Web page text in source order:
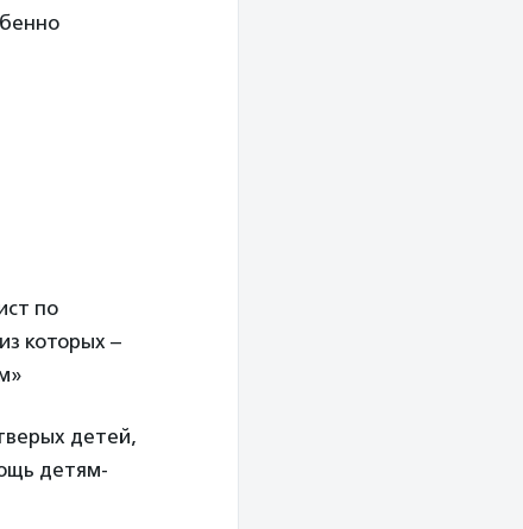
по
которых –
детей,
детям-